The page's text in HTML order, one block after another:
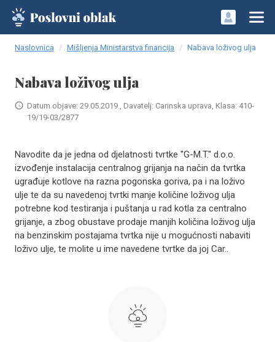
Naslovnica Mišljenja Ministarstva financija Nabava loživog ulja
Nabava loživog ulja
Datum objave: 29.05.2019., Davatelj: Carinska uprava, Klasa: 410-
19/19-03/2877
Navodite da je jedna od djelatnosti tvrtke "G-M.T." d.o.o.
izvođenje instalacija centralnog grijanja na način da tvrtka
ugrađuje kotlove na razna pogonska goriva, pa i na loživo
ulje te da su navedenoj tvrtki manje količine loživog ulja
potrebne kod testiranja i puštanja u rad kotla za centralno
grijanje, a zbog obustave prodaje manjih količina loživog ulja
na benzinskim postajama tvrtka nije u mogućnosti nabaviti
loživo ulje, te molite u ime navedene tvrtke da joj Car..